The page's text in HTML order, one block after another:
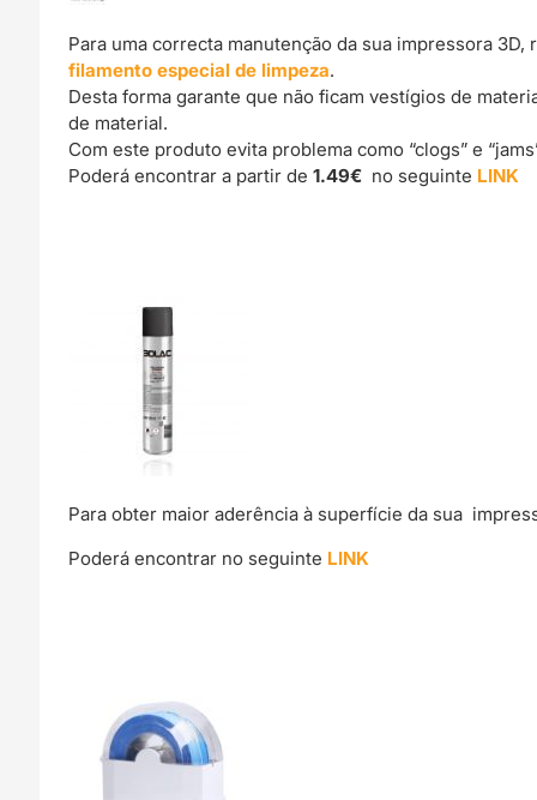
Para uma correcta manutenção da sua impressora
filamento especial de limpeza.
Desta forma garante que não ficam vestígios de
de material.
Com este produto evita problema como “clogs” e
Poderá encontrar a partir de1.49€ no seguinte LINK
Para obter maior aderência à superfície da sua
Poderá encontrar no seguinte LINK